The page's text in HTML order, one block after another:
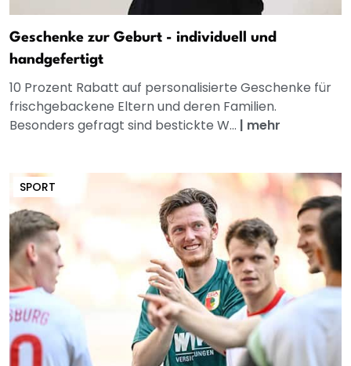
Geschenke zur Geburt - individuell und
handgefertigt
10 Prozent Rabatt auf personalisierte Geschenke für
frischgebackene Eltern und deren Familien.
Besonders gefragt sind bestickte W... | mehr
SPORT